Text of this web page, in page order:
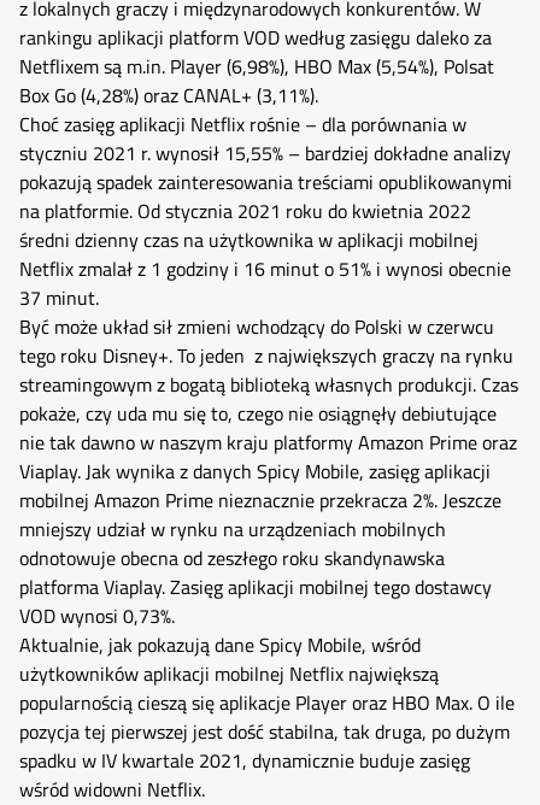
z lokalnych graczy i międzynarodowych konkurentów. W
rankingu aplikacji platform VOD według zasięgu daleko za
Netflixem są m.in. Player (6,98%), HBO Max (5,54%), Polsat
Box Go (4,28%) oraz CANAL+ (3,11%).
Choć zasięg aplikacji Netflix rośnie – dla porównania w
styczniu 2021 r. wynosił 15,55% – bardziej dokładne analizy
pokazują spadek zainteresowania treściami opublikowanymi
na platformie. Od stycznia 2021 roku do kwietnia 2022
średni dzienny czas na użytkownika w aplikacji mobilnej
Netflix zmalał z 1 godziny i 16 minut o 51% i wynosi obecnie
37 minut.
Być może układ sił zmieni wchodzący do Polski w czerwcu
tego roku Disney+. To jeden z największych graczy na rynku
streamingowym z bogatą biblioteką własnych produkcji. Czas
pokaże, czy uda mu się to, czego nie osiągnęły debiutujące
nie tak dawno w naszym kraju platformy Amazon Prime oraz
Viaplay. Jak wynika z danych Spicy Mobile, zasięg aplikacji
mobilnej Amazon Prime nieznacznie przekracza 2%. Jeszcze
mniejszy udział w rynku na urządzeniach mobilnych
odnotowuje obecna od zeszłego roku skandynawska
platforma Viaplay. Zasięg aplikacji mobilnej tego dostawcy
VOD wynosi 0,73%.
Aktualnie, jak pokazują dane Spicy Mobile, wśród
użytkowników aplikacji mobilnej Netflix największą
popularnością cieszą się aplikacje Player oraz HBO Max. O ile
pozycja tej pierwszej jest dość stabilna, tak druga, po dużym
spadku w IV kwartale 2021, dynamicznie buduje zasięg
wśród widowni Netflix.